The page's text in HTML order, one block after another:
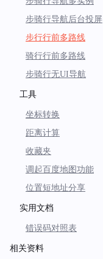
步骑行导航后台投屏
步行行前多路线
骑行行前多路线
步骑行无UI导航
工具
坐标转换
距离计算
收藏夹
调起百度地图功能
位置短地址分享
实用文档
错误码对照表
相关资料